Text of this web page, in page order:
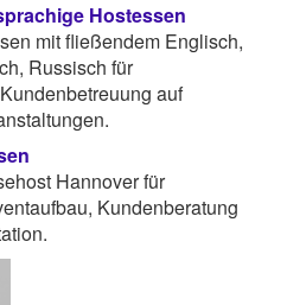
Hostessen
mit fließendem Englisch,
Russisch für
auf
Hannover für
Kundenberatung